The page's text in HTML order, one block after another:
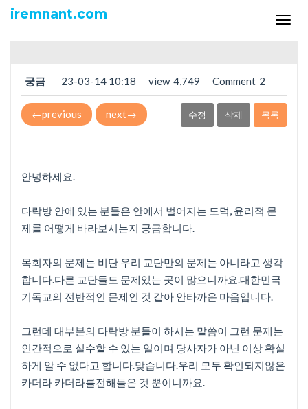
iremnant.com
궁금 23-03-14 10:18 view 4,749 Comment 2
←previous next→ 수정 삭제 목록
안녕하세요.
다락방 안에 있는 분들은 안에서 벌어지는 도덕, 윤리적 문
제를 어떻게 바라보시는지 궁금합니다.
목회자의 문제는 비단 우리 교단만의 문제는 아니라고 생각
합니다.다른 교단들도 문제있는 곳이 많으니까요.대한민국
기독교의 전반적인 문제인 것 같아 안타까운 마음입니다.
그런데 대부분의 다락방 분들이 하시는 말씀이 그런 문제는
인간적으로 실수할 수 있는 일이며 당사자가 아닌 이상 확실
하게 알 수 없다고 합니다.맞습니다.우리 모두 확인되지않은
카더라 카더라를전해들은 것 뿐이니까요.